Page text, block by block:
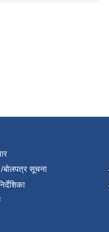
बोलपत्र सूचना